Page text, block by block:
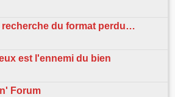
recherche du format perdu…
est l'ennemi du bien
Forum